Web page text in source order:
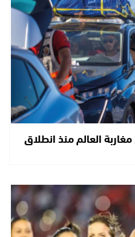
مليون من مغاربة العالم منذ انطلاق